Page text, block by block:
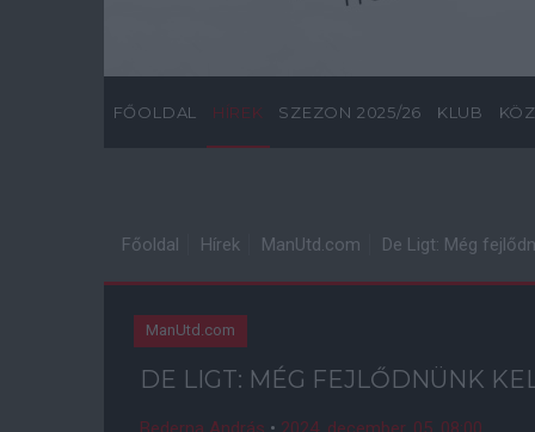
FŐOLDAL HÍREK SZEZON 2025/26 KLUB
Főoldal Hírek ManUtd.com De Ligt: Még
ManUtd.com
DE LIGT: MÉG FEJLŐDNÜNK